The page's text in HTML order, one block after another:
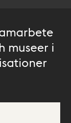
museer i